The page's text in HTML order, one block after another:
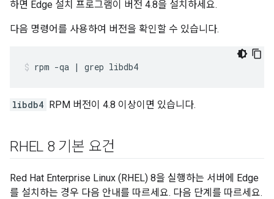
하면 Edge 설치 프로그램이 버전 4.8을 설치하세요.
다음 명령어를 사용하여 버전을 확인할 수 있습니다.
rpm -qa | grep libdb4
libdb4 RPM 버전이 4.8 이상이면 있습니다.
RHEL 8 기본 요건
Red Hat Enterprise Linux (RHEL) 8을 실행하는 서버에 Edge
를 설치하는 경우 다음 안내를 따르세요. 다음 단계를 따르세요.